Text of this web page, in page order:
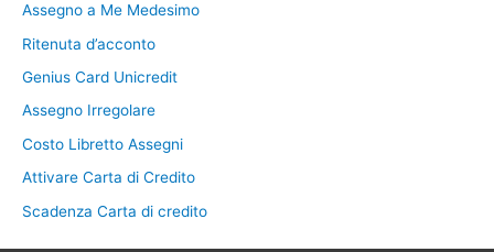
Assegno a Me Medesimo
Ritenuta d’acconto
Genius Card Unicredit
Assegno Irregolare
Costo Libretto Assegni
Attivare Carta di Credito
Scadenza Carta di credito